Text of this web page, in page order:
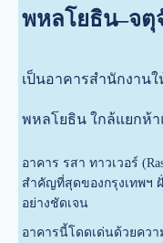
พหลโยธิน–จตุ
เป็นอาคารสำนักงานใ
พหลโยธิน ใกล้แยกห้
อาคาร รสา ทาวเวอร์
สำคัญที่สุดของกรุงเทพฯ
อย่างชัดเจน
อาคารนี้โดดเด่นด้วยคว